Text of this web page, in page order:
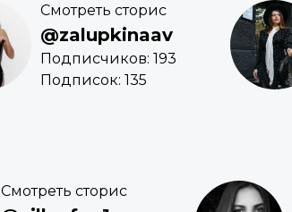
Смотреть сторис
@zalupkinaav
Подписчиков: 193
Подписок: 135
Смотреть сторис